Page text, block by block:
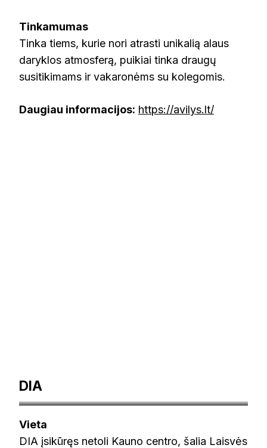
Tinkamumas
Tinka tiems, kurie nori atrasti unikalią alaus
daryklos atmosferą, puikiai tinka draugų
susitikimams ir vakaronėms su kolegomis.
Daugiau informacijos: https://avilys.lt/
DIA
Vieta
DIA įsikūręs netoli Kauno centro, šalia Laisvės